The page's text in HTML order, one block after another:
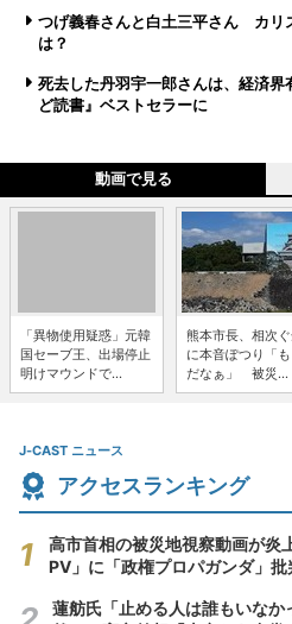
つげ義春さんと白土三平さん カリ
は？
死去した丹羽宇一郎さんは、経済
ど読書』ベストセラーに
動画で見る
「異物使用疑惑」元韓
国セーブ王、出場停止
明けマウンドで...
熊本市長、相次
に本音ぽつり「
だなぁ」 被災...
J-CAST ニュース
アクセスランキング
高市首相の被災地視察動画が
PV」に「政権プロパガンダ」批
蓮舫氏「止める人は誰もいな